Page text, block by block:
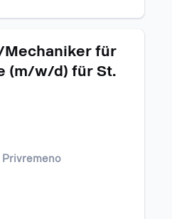
Mechaniker für
(m/w/d) für St.